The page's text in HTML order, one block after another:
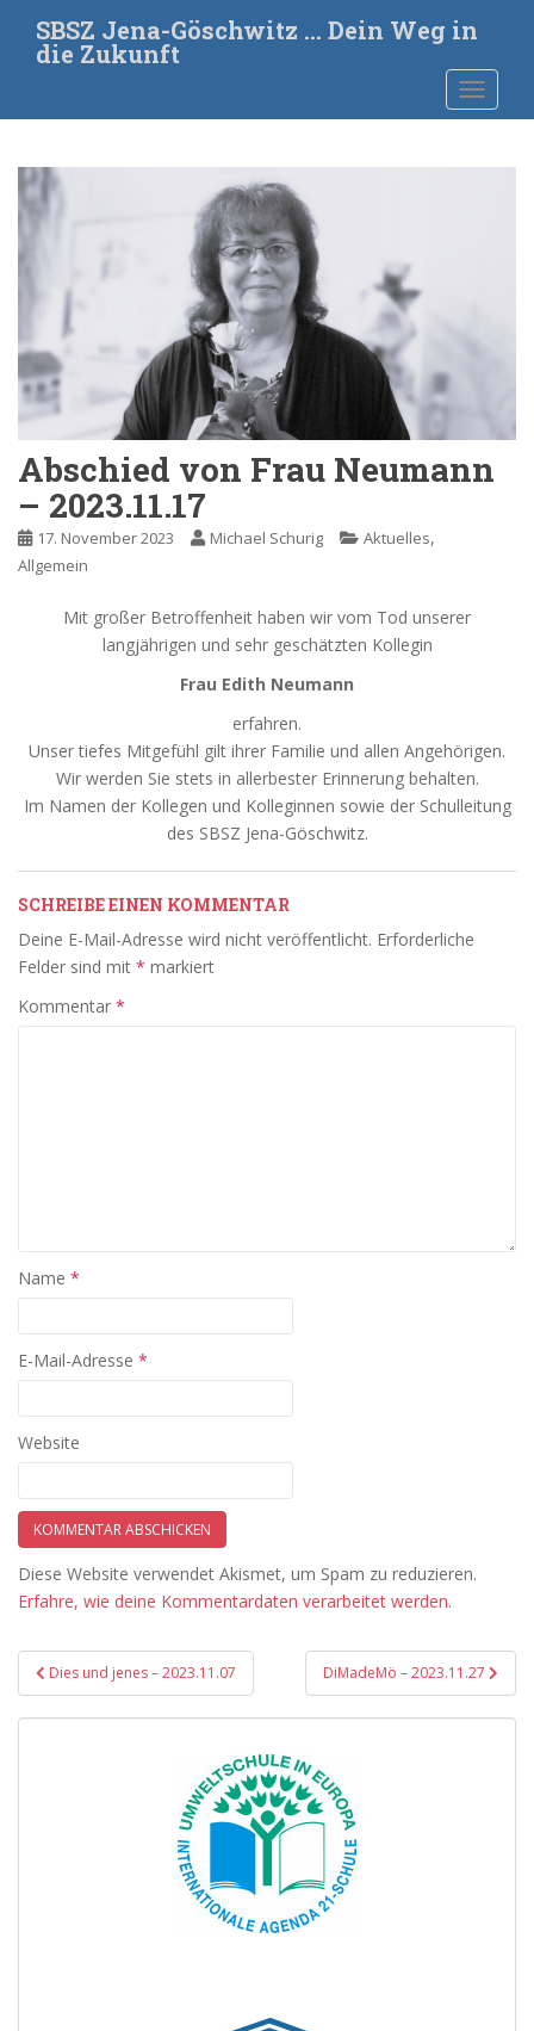
t
SBSZ Jena-Göschwitz … Dein Weg in
die Zukunft
Abschied von Frau Neumann
– 2023.11.17
17. November 2023 Michael Schurig Aktuelles,
Allgemein
Mit großer Betroffenheit haben wir vom Tod unserer
langjährigen und sehr geschätzten Kollegin
Frau Edith Neumann
erfahren.
Unser tiefes Mitgefühl gilt ihrer Familie und allen Angehörigen.
Wir werden Sie stets in allerbester Erinnerung behalten.
Im Namen der Kollegen und Kolleginnen sowie der Schulleitung
des SBSZ Jena-Göschwitz.
SCHREIBE EINEN KOMMENTAR
Deine E-Mail-Adresse wird nicht veröffentlicht. Erforderliche
Felder sind mit * markiert
Kommentar *
Name *
E-Mail-Adresse *
Website
Diese Website verwendet Akismet, um Spam zu reduzieren.
Erfahre, wie deine Kommentardaten verarbeitet werden.
Beitragsnavigation
Dies und jenes – 2023.11.07 DiMadeMö – 2023.11.27